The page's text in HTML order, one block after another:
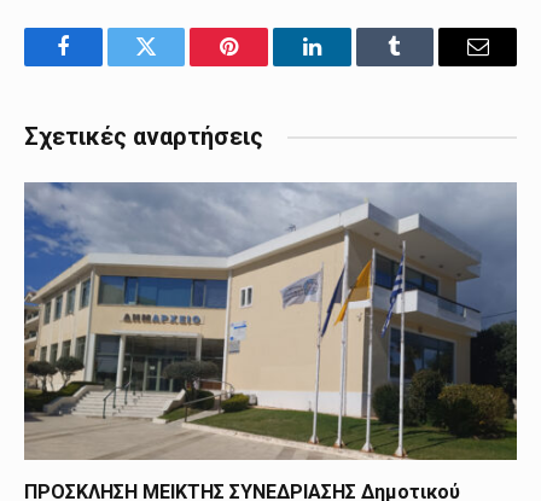
FacebookTwitter Pinterest LinkedInTumblr Email
Σχετικές αναρτήσεις
ΠΡΟΣΚΛΗΣΗ ΜΕΙΚΤΗΣ ΣΥΝΕΔΡΙΑΣΗΣ Δημοτικού